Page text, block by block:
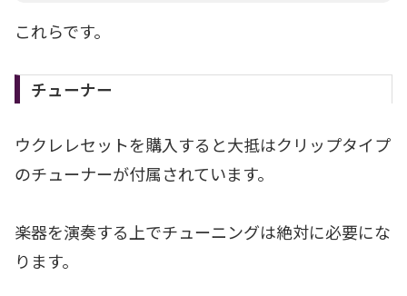
これらです。
チューナー
ウクレレセットを購入すると大抵はクリップタイプ
のチューナーが付属されています。
楽器を演奏する上でチューニングは絶対に必要にな
ります。